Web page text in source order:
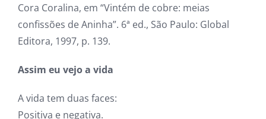
Cora Coralina, em “Vintém de cobre: meias
confissões de Aninha”. 6ª ed., São Paulo: Global
Editora, 1997, p. 139.
Assim eu vejo a vida
A vida tem duas faces:
Positiva e negativa.